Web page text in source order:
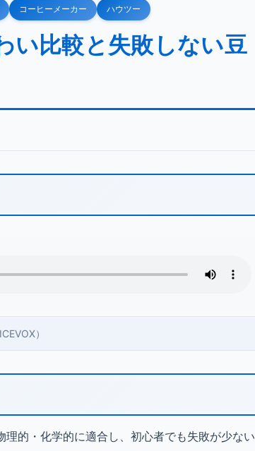
コーヒーメーカー ハウツー
い比較と失敗しない豆
）
理的・化学的に適合し、初心者でも失敗が少ない